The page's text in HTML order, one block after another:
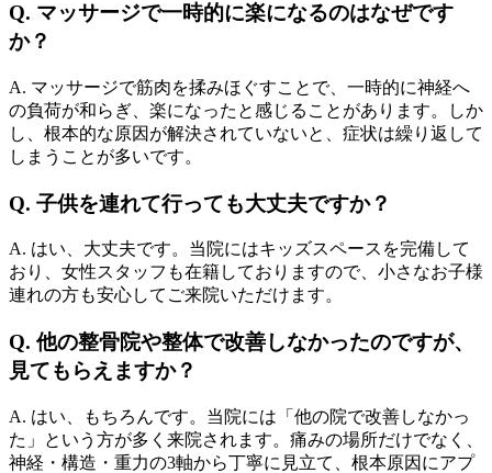
Q. マッサージで一時的に楽になるのはなぜです
か？
A. マッサージで筋肉を揉みほぐすことで、一時的に神経へ
の負荷が和らぎ、楽になったと感じることがあります。しか
し、根本的な原因が解決されていないと、症状は繰り返して
しまうことが多いです。
Q. 子供を連れて行っても大丈夫ですか？
A. はい、大丈夫です。当院にはキッズスペースを完備して
おり、女性スタッフも在籍しておりますので、小さなお子様
連れの方も安心してご来院いただけます。
Q. 他の整骨院や整体で改善しなかったのですが、
見てもらえますか？
A. はい、もちろんです。当院には「他の院で改善しなかっ
た」という方が多く来院されます。痛みの場所だけでなく、
神経・構造・重力の3軸から丁寧に見立て、根本原因にアプ